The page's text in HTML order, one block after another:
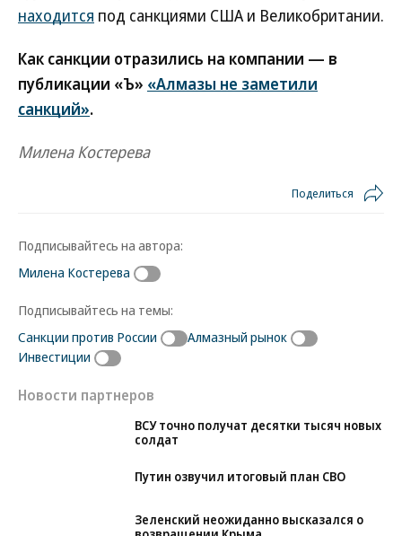
находится под санкциями США и Великобритании.
Как санкции отразились на компании — в
публикации «Ъ» «Алмазы не заметили
санкций».
Милена Костерева
Поделиться
Подписывайтесь на автора:
Милена Костерева
Подписывайтесь на темы:
Санкции против России
Алмазный рынок
Инвестиции
Новости партнеров
ВСУ точно получат десятки тысяч новых
солдат